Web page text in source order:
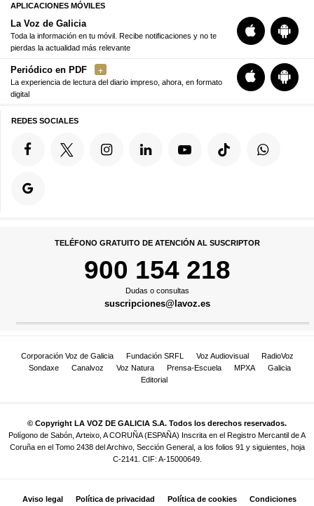
APLICACIONES MÓVILES
La Voz de Galicia
Toda la información en tu móvil. Recibe notificaciones y no te
pierdas la actualidad más relevante
Periódico en PDF
La experiencia de lectura del diario impreso, ahora, en formato
digital
REDES SOCIALES
TELÉFONO GRATUITO DE ATENCIÓN AL SUSCRIPTOR
900 154 218
Dudas o consultas
suscripciones@lavoz.es
Corporación Voz de Galicia Fundación SRFL Voz Audiovisual
RadioVoz
Sondaxe
Canalvoz Voz Natura Prensa-Escuela MPXA
Galicia
Editorial
© Copyright LA VOZ DE GALICIA S.A. Todos los derechos reservados.
Polígono de Sabón, Arteixo, A CORUÑA (ESPAÑA) Inscrita en el Registro Mercantil de A
Coruña en el Tomo 2438 del Archivo, Sección General, a los folios 91 y siguientes, hoja
C-2141. CIF: A-15000649.
Aviso legal Política de privacidad Política de cookies Condiciones